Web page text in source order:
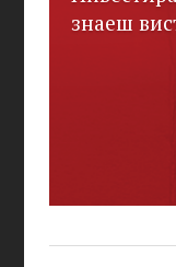
знаеш